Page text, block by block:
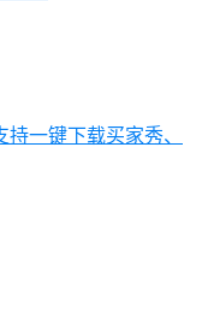
一键下载买家秀、